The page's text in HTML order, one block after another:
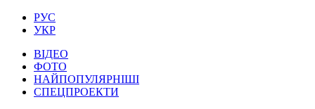
РУС
УКР
ВІДЕО
ФОТО
НАЙПОПУЛЯРНІШІ
СПЕЦПРОЕКТИ